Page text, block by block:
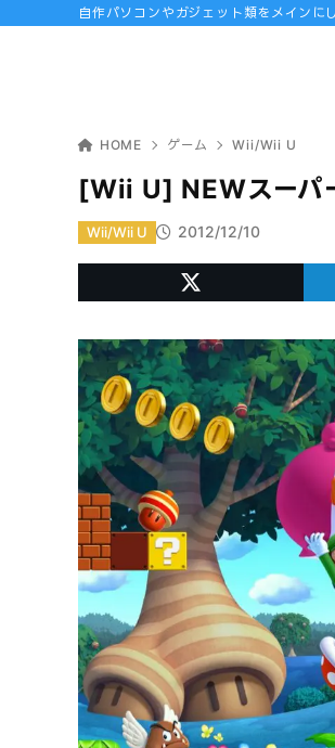
自作パソコンやガジェット類をメインに
HOME ゲーム Wii/Wii U
[Wii U] NEWスーパ
2012/12/10
Wii/Wii U